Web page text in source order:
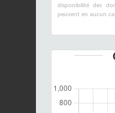
disponibilité des
peuvent en aucun